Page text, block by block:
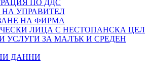
ПО ДДС
УПРАВИТЕЛ
НА ФИРМА
ЛИЦА С НЕСТОПАНСКА ЦЕЛ
УСЛУГИ ЗА МАЛЪК И СРЕДЕН
ДАННИ